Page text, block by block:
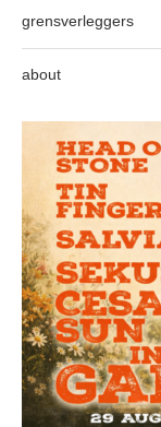
grensverleggers
about